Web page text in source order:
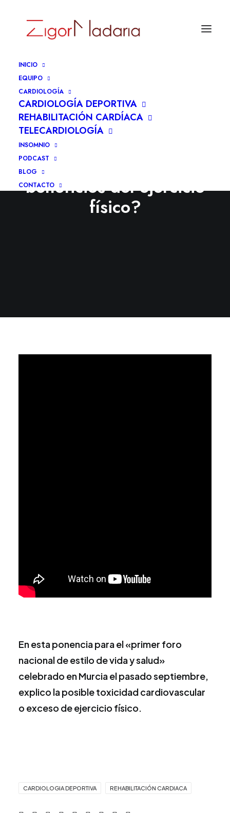
INICIO
EQUIPO
CARDIOLOGÍA
CARDIOLOGÍA DEPORTIVA
REHABILITACIÓN CARDÍACA
TELECARDIOLOGÍA
INSOMNIO
PODCAST
BLOG
CONTACTO
Existe un límite para los
beneficios del ejercicio
físico?
En esta ponencia para el «primer foro
nacional de estilo de vida y salud»
celebrado en Murcia el pasado septiembre,
explico la posible toxicidad cardiovascular
o exceso de ejercicio físico.
CARDIOLOGIA DEPORTIVA REHABILITACIÓN CARDIACA